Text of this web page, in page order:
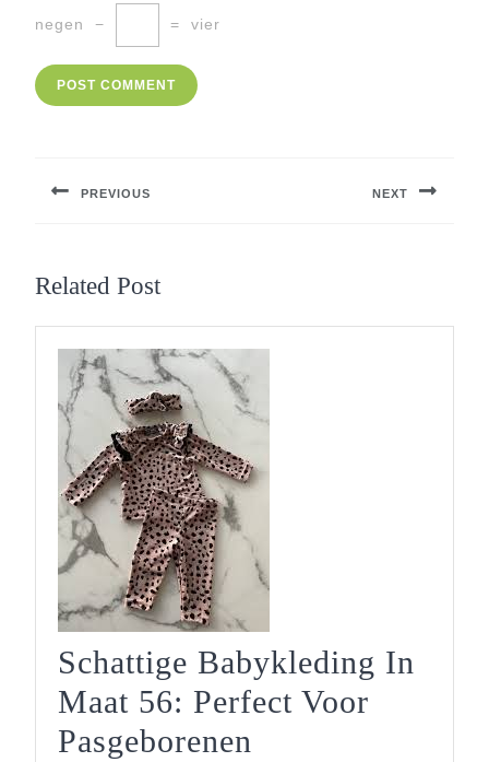
negen − = vier
PREVIOUS NEXT
Related Post
Schattige Babykleding In
Maat 56: Perfect Voor
Pasgeborenen